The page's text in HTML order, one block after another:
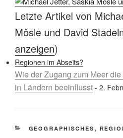
Letzte Artikel von
Mösle und David
anzeigen)
Regionen im Abseits?
Wie der Zugang zum Meer
in Ländern beeinflusst - 2.
KATEGORIEN
GEOGRAPHISCHES ,